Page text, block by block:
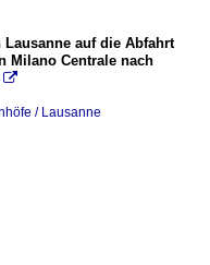
Lausanne auf die Abfahrt
Milano Centrale nach

/ Lausanne